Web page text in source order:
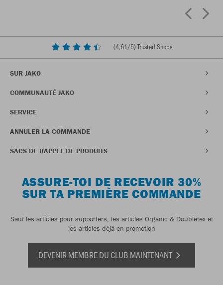
(4,61/5) Trusted Shops
SUR JAKO
COMMUNAUTÉ JAKO
SERVICE
ANNULER LA COMMANDE
SACS DE RAPPEL DE PRODUITS
ASSURE-TOI DE RECEVOIR 30%
SUR TA PREMIÈRE COMMANDE
Sauf les articles pour supporters, les articles Organic & Doubletex et
les articles déjà en promotion
DEVENIR MEMBRE DU CLUB MAINTENANT